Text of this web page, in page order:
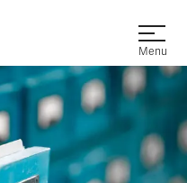
Open
Menu